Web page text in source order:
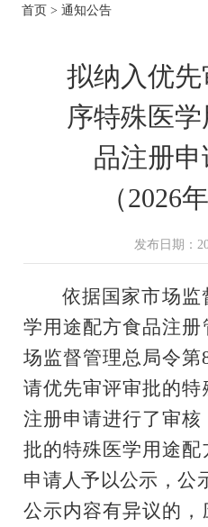
首页 >通知公告
拟纳入优
序特殊医
品注册
（2026
发布日期：
依据国家市场监
学用途配方食品注
场监督管理总局令第
请优先审评审批的
注册申请进行了审
批的特殊医学用途
申请人予以公示，公
公示内容有异议的